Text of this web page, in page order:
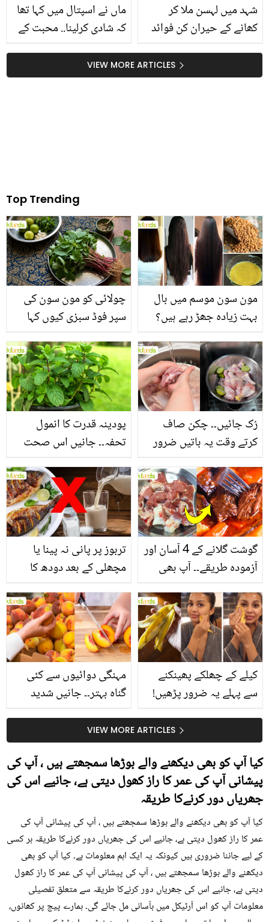
ماں نے اسپتال میں کہا تھا
کہ شادی کرلینا.. محبت کے
کے بعد دوسری شادی کیوں
ناکام ہوئی؟
شہد میں لہسن ملا کر
کھانے کے حیران کن فوائد
VIEW MORE ARTICLES
Top Trending
چولائی کو مون سون کی
سپر فوڈ سبزی کیوں کہا
منرلز اور اینٹی آکسیڈنٹس
سے بھرپور اس سبزی کے
فائدے
مون سون موسم میں بال
بہت زیادہ جھڑ رہے ہیں؟
بنانے کے چند قدرتی طریقے
پودینہ قدرت کا انمول
تحفہ۔۔ جانیں اس صحت
انگیز طبی فوائد
رُک جائیں۔۔ چکن صاف
کرتے وقت یہ باتیں ضرور
تربوز پر پانی نہ پینا یا
مچھلی کے بعد دودھ کا
سے متعلق غلط فہمیوں کی
حقیقت کیا ہے اور افواہ
کیا؟
گوشت گلانے کے 4 آسان اور
آزمودہ طریقے۔۔ آپ بھی
بتائے راز
مہنگی دوائیوں سے کئی
گناہ بہتر۔۔ جانیں شدید
کیوں کھانا چاہیے؟
کیلے کے چھلکے پھینکنے
سے پہلے یہ ضرور پڑھیں!
سستا اور قدرتی حلVIEW MORE ARTICLES
کیا آپ کو بھی دیکھنے والے بوڑھا سمجھتے ہیں ، آپ کی
پیشانی آپ کی عمر کا راز کھول دیتی ہے، جانیے اس کی
جھریاں دور کرنےکا طریقہ
کیا آپ کو بھی دیکھنے والے بوڑھا سمجھتے ہیں ، آپ کی پیشانی آپ کی
عمر کا راز کھول دیتی ہے، جانیے اس کی جھریاں دور کرنےکا طریقہ ہر کسی
کے لیے جاننا ضروری ہیں کیونکہ یہ ایک اہم معلومات ہے۔ کیا آپ کو بھی
دیکھنے والے بوڑھا سمجھتے ہیں ، آپ کی پیشانی آپ کی عمر کا راز کھول
دیتی ہے، جانیے اس کی جھریاں دور کرنےکا طریقہ سے متعلق تفصیلی
معلومات آپ کو اس آرٹیکل میں بآسانی مل جائے گی۔ ہمارے پیج پر کھانوں،